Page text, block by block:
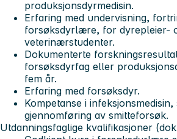
produksjonsdyrmedisin.
Erfaring med undervisning,
forsøksdyrlære, for dyrepleier-
veterinærstudenter.
Dokumenterte
forsøksdyrfag eller
fem år.
Erfaring med forsøksdyr.
Kompetanse i
gjennomføring av smitteforsøk.
Utdanningsfaglige kvalifikasjoner